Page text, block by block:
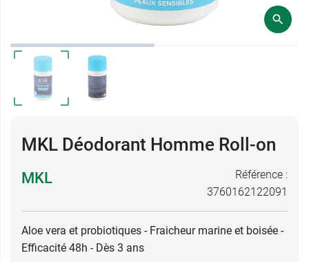
MKL Déodorant Homme Roll-on
MKL
Référence :
3760162122091
Aloe vera et probiotiques - Fraicheur marine et boisée -
Efficacité 48h - Dès 3 ans